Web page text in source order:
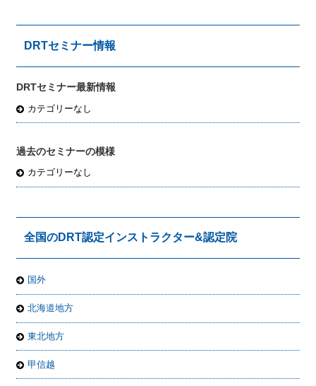
DRTセミナー情報
DRTセミナー最新情報
カテゴリーなし
過去のセミナーの模様
カテゴリーなし
全国のDRT認定インストラクター&認定院
国外
北海道地方
東北地方
甲信越